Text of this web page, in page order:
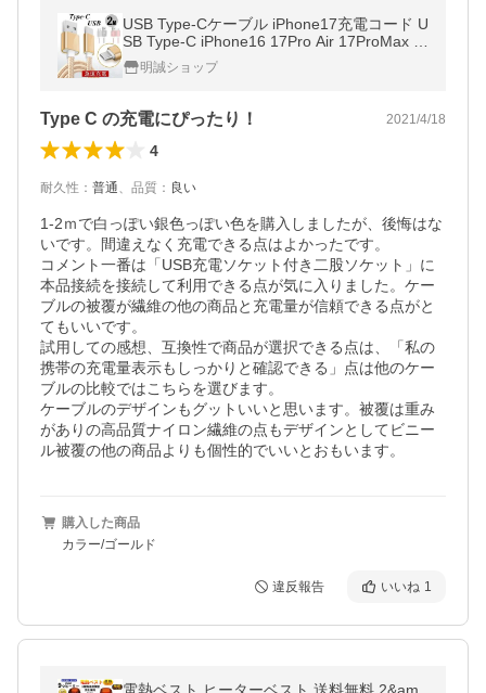
USB Type-Cケーブル iPhone17充電コード U
SB Type-C iPhone16 17Pro Air 17ProMax 充
電ケーブル Android Galaxy Xperia 等対応 Ty
pe-C USB 高速充電 長さ2m
明誠ショップ
Type C の充電にぴったり！ 2021/4/18
4
耐久性 ： 普通、 品質 ： 良い
1-2ｍで白っぽい銀色っぽい色を購入しましたが、後悔はな
いです。間違えなく充電できる点はよかったです。
コメント一番は「USB充電ソケット付き二股ソケット」に
本品接続を接続して利用できる点が気に入りました。ケー
ブルの被覆が繊維の他の商品と充電量が信頼できる点がと
てもいいです。
試用しての感想、互換性で商品が選択できる点は、「私の
携帯の充電量表示もしっかりと確認できる」点は他のケー
ブルの比較ではこちらを選びます。
ケーブルのデザインもグットいいと思います。被覆は重み
がありの高品質ナイロン繊維の点もデザインとしてビニー
ル被覆の他の商品よりも個性的でいいとおもいます。
購入した商品
カラー/ゴールド
違反報告 いいね 1